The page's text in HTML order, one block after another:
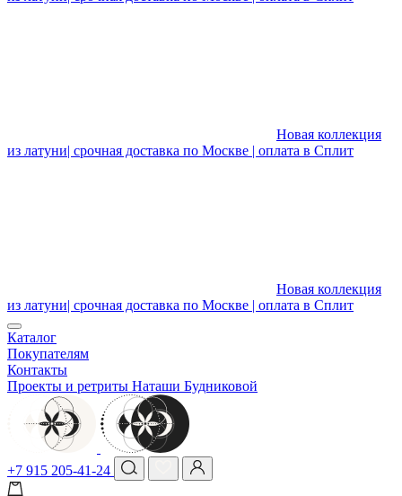
Новая коллекция
из латуни| срочная доставка по Москве | оплата в Сплит
Новая коллекция
из латуни| срочная доставка по Москве | оплата в Сплит
Каталог
Покупателям
Контакты
Проекты и ретриты Наташи Будниковой
+7 915 205-41-24